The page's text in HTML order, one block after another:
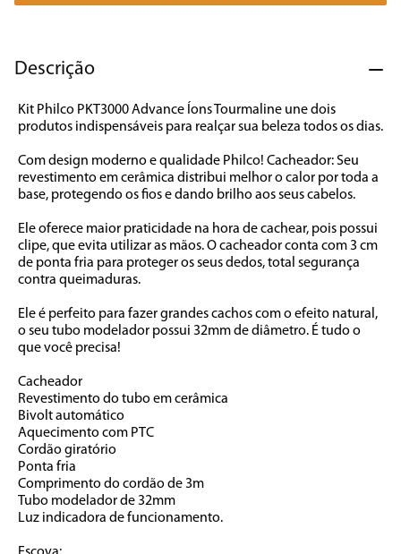
Descrição
Kit Philco PKT3000 Advance Íons Tourmaline une dois
Com design moderno e qualidade Philco! Cacheador: Seu
revestimento em cerâmica distribui melhor o calor por toda a
base, protegendo os fios e dando brilho aos seus cabelos.
Ele oferece maior praticidade na hora de cachear, pois possui
clipe, que evita utilizar as mãos. O cacheador conta com 3 cm
de ponta fria para proteger os seus dedos, total segurança
contra queimaduras.
Ele é perfeito para fazer grandes cachos com o efeito natural,
o seu tubo modelador possui 32mm de diâmetro. É tudo o
que você precisa!
Cacheador
Revestimento do tubo em cerâmica
Bivolt automático
Aquecimento com PTC
Cordão giratório
Ponta fria
Comprimento do cordão de 3m
Tubo modelador de 32mm
Luz indicadora de funcionamento.
7º caixa som
9º forno
10º ventilador